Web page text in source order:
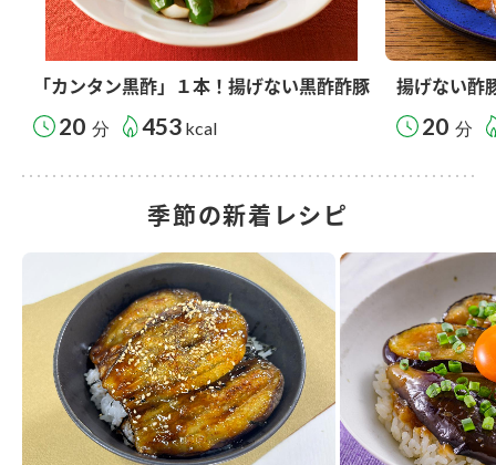
「カンタン黒酢」１本！揚げない黒酢酢豚
20 分 453 kcal
揚げない酢
20 分
季節の新着レシピ